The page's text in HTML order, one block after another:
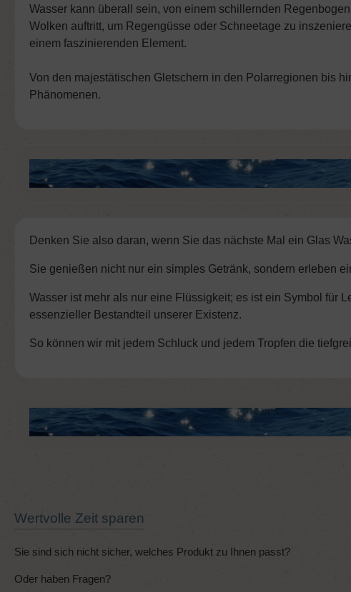
Wasser kann überall sein, von einem schillernden
Wolken auftritt, um Regengüsse oder Schneetage zu
einem faszinierenden Element.
Von den majestätischen Gletschern in den Polarregionen bis
Phänomenen.
Denken Sie also daran, wenn Sie das nächste Mal ein Glas
Sie genießen nicht nur ein simples Getränk, sondern erleben
Wasser ist mehr als nur eine Flüssigkeit; es ist ein Symbol für
essenzieller Bestandteil unserer Existenz.
So können wir mit jedem Schluck und jedem Tropfen die
Wertvolle Zeit sparen
Sie sind sich nicht sicher, welches Produkt zu Ihnen passt?
Oder haben Fragen?